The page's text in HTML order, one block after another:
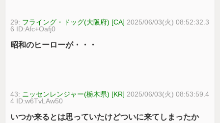
29: フライング・ドッグ(大阪府) [CA] 2025/06/03(火) 08:52:32.3
6 ID:Afc+Oafj0
昭和のヒーローが・・・
43: ニッセンレンジャー(栃木県) [KR] 2025/06/03(火) 08:53:59.4
4 ID:w6TvLAw50
いつか来るとは思っていたけどついに来てしまったか